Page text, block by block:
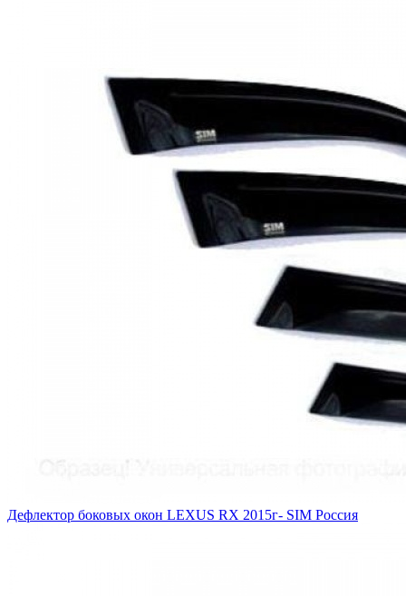
Дефлектор боковых окон LEXUS RX 2015г- SIM Россия